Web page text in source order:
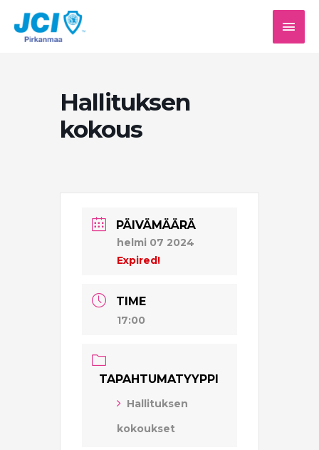
sisältöön
Hallituksen
kokous
PÄIVÄMÄÄRÄ
helmi 07 2024
Expired!
TIME
17:00
TAPAHTUMATYYPPI
Hallituksen
kokoukset